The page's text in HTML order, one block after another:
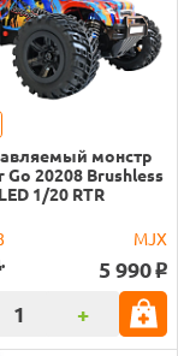
монстр
Go 20208 Brushless
1/20 RTR
MJX
5 990 o
+